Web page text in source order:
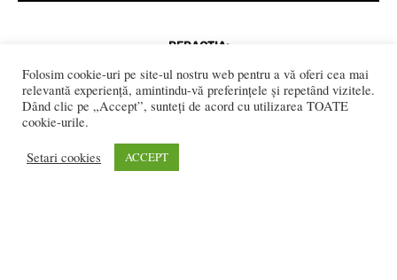
REDACȚIA:
0722.480.707
PUBLICITATE:
Folosim cookie-uri pe site-ul nostru web pentru a vă oferi cea mai
relevantă experiență, amintindu-vă preferințele și repetând vizitele.
Dând clic pe „Accept”, sunteți de acord cu utilizarea TOATE
cookie-urile.
Setari cookies ACCEPT